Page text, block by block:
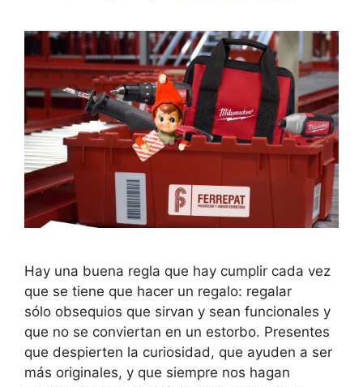
Hay una buena regla que hay cumplir cada vez
que se tiene que hacer un regalo: regalar
sólo obsequios que sirvan y sean funcionales y
que no se conviertan en un estorbo. Presentes
que despierten la curiosidad, que ayuden a ser
más originales, y que siempre nos hagan